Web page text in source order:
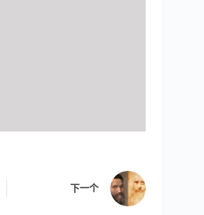
下一个